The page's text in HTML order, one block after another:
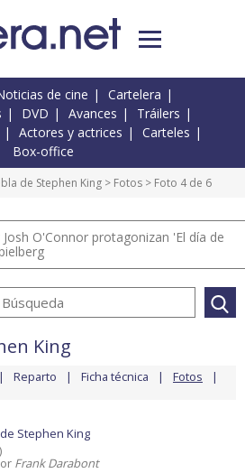
de cine
Cartelera
DVD Avances
Tráilers
Actores y actrices
Carteles
Box-office
de Stephen King > Fotos > Foto 4 de 6
O'Connor protagonizan 'El día de
King
Reparto Ficha técnica Fotos
Stephen King
Frank Darabont